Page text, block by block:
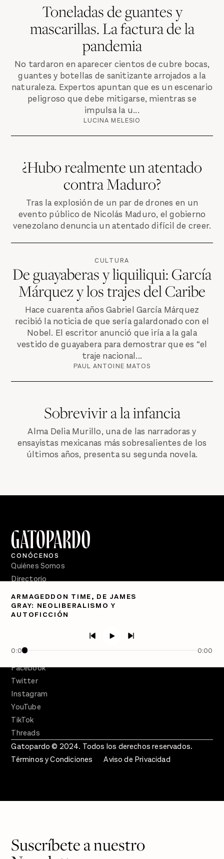
Toneladas de guantes y
mascarillas. La factura de la
pandemia
No tardaron en aparecer cientos de cubre bocas,
guantes y botellas de sanitizante arrojados a la
naturaleza. Expertos apuntan que es un escenario
peligroso que debe mitigarse, mientras se
impulsa la u...
LUCINA MELESIO
¿Hubo realmente un atentado
contra Maduro?
Tras la explosión de un par de drones en un
evento público de Nicolás Maduro, el gobierno
venezolano denuncia un atentado difícil de creer.
CULTURA
De guayaberas y liquiliqui: García
Márquez y los trajes del Caribe
Hace cuarenta años Gabriel García Márquez
recibió la noticia de que sería galardonado con el
Nobel. El escritor anunció que iría a la gala
vestido de guayabera para demostrar que es “el
traje nacional...
PAUL ANTOINE MATOS
Sobrevivir a la infancia
Alma Delia Murillo, una de las narradoras y
ensayistas mexicanas más sobresalientes de los
últimos años, presenta su segunda novela.
ARMAGEDDON TIME, DE JAMES
GRAY: NEOLIBERALISMO Y
AUTOFICCIÓN
0:00 0:00
CONÓCENOS
Quiénes Somos
Directorio
PÓDCASTS
Semanario Gatopardo
Facebook
Twitter
Instagram
YouTube
TikTok
Threads
Gatopardo © 2024. Todos los derechos reservados.
Términos y Condiciones
Aviso de Privacidad
Suscríbete a nuestro